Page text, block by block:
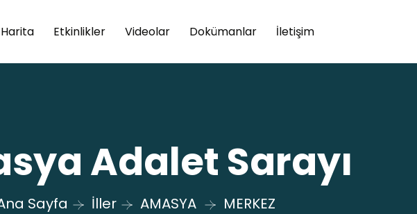
Harita Etkinlikler Videolar Dokümanlar İletişim
Adalet Sarayı
Sayfa İller AMASYA MERKEZ